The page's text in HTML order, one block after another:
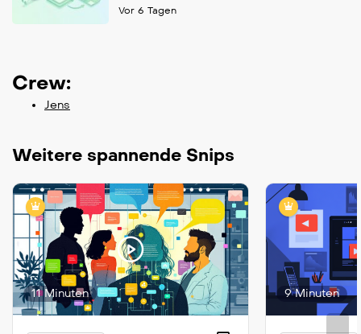
Vor 6 Tagen
Crew:
Jens
Weitere spannende Snips
11 Minuten 9 Minuten